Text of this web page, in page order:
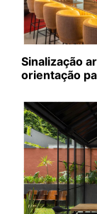
Sinalização
orientação